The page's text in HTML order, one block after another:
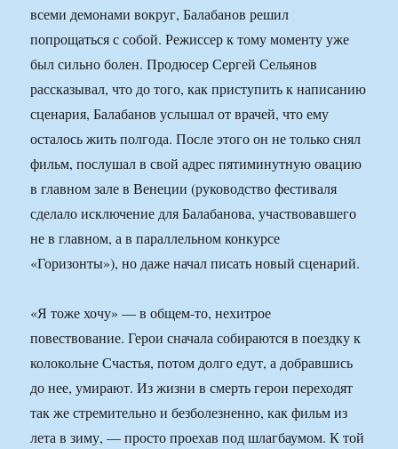
всеми демонами вокруг, Балабанов решил
попрощаться с собой. Режиссер к тому моменту уже
был сильно болен. Продюсер Сергей Сельянов
рассказывал, что до того, как приступить к написанию
сценария, Балабанов услышал от врачей, что ему
осталось жить полгода. После этого он не только снял
фильм, послушал в свой адрес пятиминутную овацию
в главном зале в Венеции (руководство фестиваля
сделало исключение для Балабанова, участвовавшего
не в главном, а в параллельном конкурсе
«Горизонты»), но даже начал писать новый сценарий.
«Я тоже хочу» — в общем-то, нехитрое
повествование. Герои сначала собираются в поездку к
колокольне Счастья, потом долго едут, а добравшись
до нее, умирают. Из жизни в смерть герои переходят
так же стремительно и безболезненно, как фильм из
лета в зиму, — просто проехав под шлагбаумом. К той